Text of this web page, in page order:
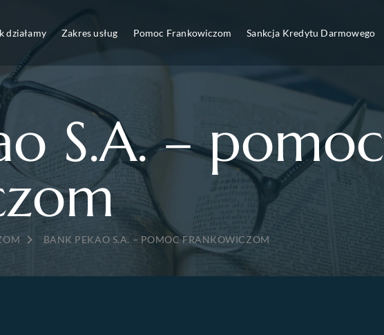
działamy Zakres usług Pomoc Frankowiczom Sankcja Kredytu Darmowego
S.A. – pomoc
→ BANK PEKAO S.A. – POMOC FRANKOWICZOM